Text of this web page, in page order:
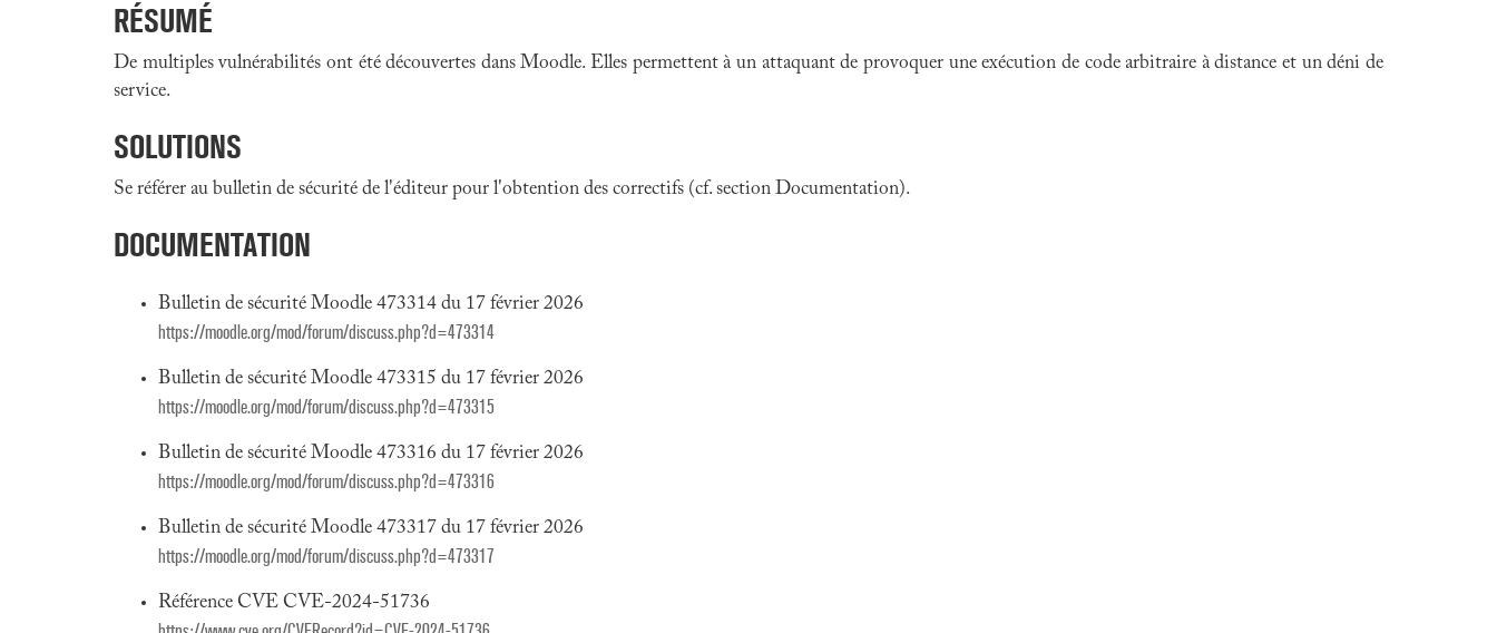
RÉSUMÉ
De multiples vulnérabilités ont été découvertes dans Moodle. Elles permettent à un attaquant de provoquer une exécution de code arbitraire à distance et un déni de
service.
SOLUTIONS
Se référer au bulletin de sécurité de l'éditeur pour l'obtention des correctifs (cf. section Documentation).
DOCUMENTATION
Bulletin de sécurité Moodle 473314 du 17 février 2026
https://moodle.org/mod/forum/discuss.php?d=473314
Bulletin de sécurité Moodle 473315 du 17 février 2026
https://moodle.org/mod/forum/discuss.php?d=473315
Bulletin de sécurité Moodle 473316 du 17 février 2026
https://moodle.org/mod/forum/discuss.php?d=473316
Bulletin de sécurité Moodle 473317 du 17 février 2026
https://moodle.org/mod/forum/discuss.php?d=473317
Référence CVE CVE-2024-51736